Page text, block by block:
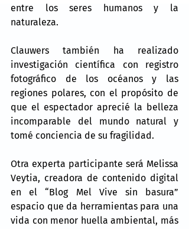
entre los seres humanos y la
naturaleza.
Clauwers también ha realizado
investigación científica con registro
fotográfico de los océanos y las
regiones polares, con el propósito de
que el espectador aprecié la belleza
incomparable del mundo natural y
tomé conciencia de su fragilidad.
Otra experta participante será Melissa
Veytia, creadora de contenido digital
en el “Blog Mel Vive sin basura”
espacio que da herramientas para una
vida con menor huella ambiental, más